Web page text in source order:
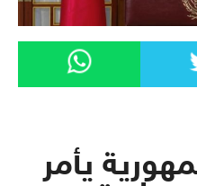
يأمر